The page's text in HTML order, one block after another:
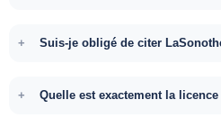
Suis-je obligé de citer
Quelle est exactement la licence